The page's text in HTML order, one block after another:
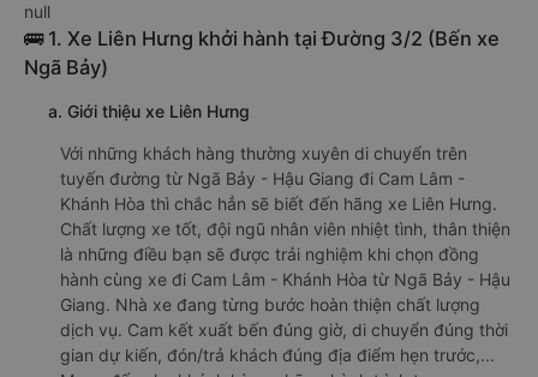
null
🚌 1. Xe Liên Hưng khởi hành tại Đường 3/2 (Bến xe
Ngã Bảy)
a. Giới thiệu xe Liên Hưng
Với những khách hàng thường xuyên di chuyển trên
tuyến đường từ Ngã Bảy - Hậu Giang đi Cam Lâm -
Khánh Hòa thì chắc hẳn sẽ biết đến hãng xe Liên Hưng.
Chất lượng xe tốt, đội ngũ nhân viên nhiệt tình, thân thiện
là những điều bạn sẽ được trải nghiệm khi chọn đồng
hành cùng xe đi Cam Lâm - Khánh Hòa từ Ngã Bảy - Hậu
Giang. Nhà xe đang từng bước hoàn thiện chất lượng
dịch vụ. Cam kết xuất bến đúng giờ, di chuyển đúng thời
gian dự kiến, đón/trả khách đúng địa điểm hẹn trước,...